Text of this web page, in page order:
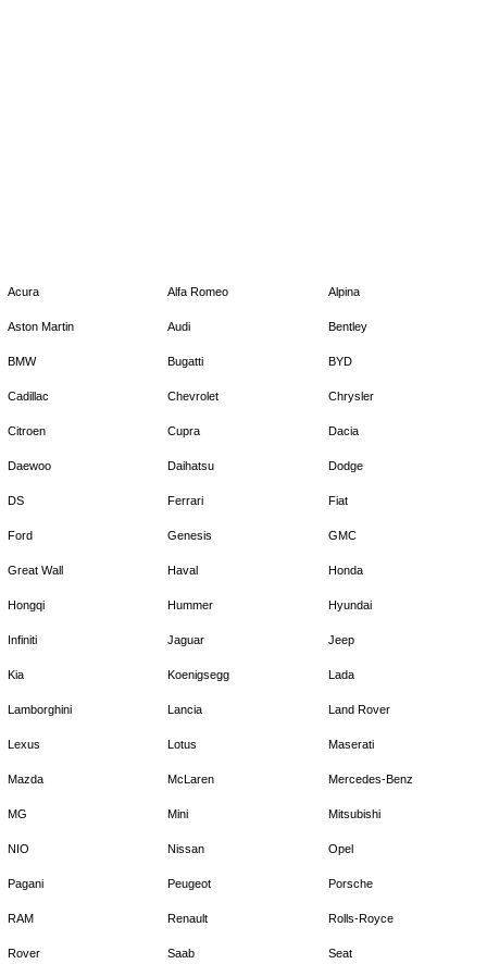
Acura Alfa Romeo Alpina
Aston Martin Audi Bentley
BMW Bugatti BYD
Cadillac Chevrolet Chrysler
Citroen Cupra Dacia
Daewoo Daihatsu Dodge
DS Ferrari Fiat
Ford Genesis GMC
Great Wall Haval Honda
Hongqi Hummer Hyundai
Infiniti Jaguar Jeep
Kia Koenigsegg Lada
Lamborghini Lancia Land Rover
Lexus Lotus Maserati
Mazda McLaren Mercedes-Benz
MG Mini Mitsubishi
NIO Nissan Opel
Pagani Peugeot Porsche
RAM Renault Rolls-Royce
Rover Saab Seat